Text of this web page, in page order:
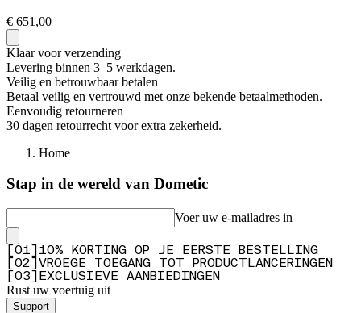
€ 651,00
Klaar voor verzending
Levering binnen 3–5 werkdagen.
Veilig en betrouwbaar betalen
Betaal veilig en vertrouwd met onze bekende betaalmethoden.
Eenvoudig retourneren
30 dagen retourrecht voor extra zekerheid.
Home
Stap in de wereld van Dometic
Voer uw e-mailadres in
01
10% KORTING OP JE EERSTE BESTELLING
02
VROEGE TOEGANG TOT PRODUCTLANCERINGEN
03 EXCLUSIEVE AANBIEDINGEN
Rust uw voertuig uit
Support